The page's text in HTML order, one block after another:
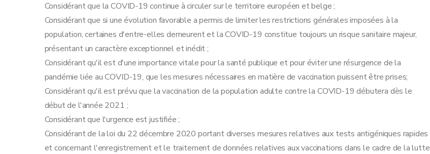
Considérant que la COVID-19 continue à circuler sur le territoire européen et belge ;
Considérant que si une évolution favorable a permis de limiter les restrictions générales imposées à la
population, certaines d'entre-elles demeurent et la COVID-19 constitue toujours un risque sanitaire majeur,
présentant un caractère exceptionnel et inédit ;
Considérant qu'il est d'une importance vitale pour la santé publique et pour éviter une résurgence de la
pandémie liée au COVID-19, que les mesures nécessaires en matière de vaccination puissent être prises;
Considérant qu'il est prévu que la vaccination de la population adulte contre la COVID-19 débutera dès le
début de l'année 2021 ;
Considérant que l'urgence est justifiée ;
Considérant de la loi du 22 décembre 2020 portant diverses mesures relatives aux tests antigéniques rapides
et concernant l'enregistrement et le traitement de données relatives aux vaccinations dans le cadre de la lutte